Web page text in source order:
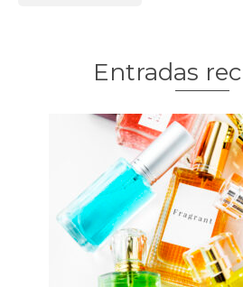
Entradas